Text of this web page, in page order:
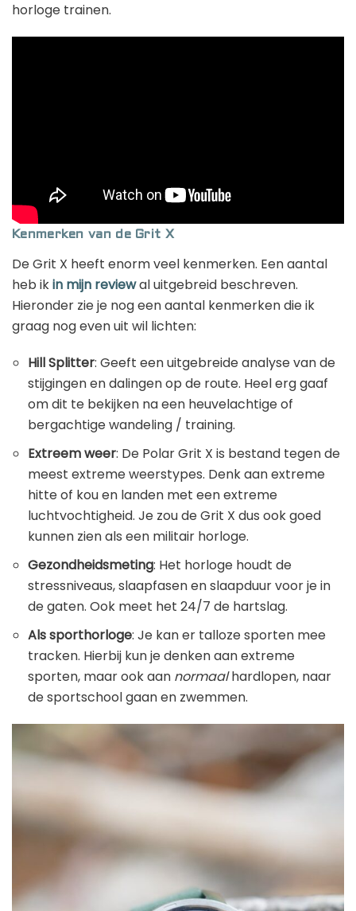
horloge trainen.
Kenmerken van de Grit X
De Grit X heeft enorm veel kenmerken. Een aantal
heb ikin mijn reviewal uitgebreid beschreven.
Hieronder zie je nog een aantal kenmerken die ik
graag nog even uit wil lichten:
Hill Splitter: Geeft een uitgebreide analyse van de
stijgingen en dalingen op de route. Heel erg gaaf
om dit te bekijken na een heuvelachtige of
bergachtige wandeling / training.
Extreem weer: De Polar Grit X is bestand tegen de
meest extreme weerstypes. Denk aan extreme
hitte of kou en landen met een extreme
luchtvochtigheid. Je zou de Grit X dus ook goed
kunnen zien als een militair horloge.
Gezondheidsmeting: Het horloge houdt de
stressniveaus, slaapfasen en slaapduur voor je in
de gaten. Ook meet het 24/7 de hartslag.
Als sporthorloge: Je kan er talloze sporten mee
tracken. Hierbij kun je denken aan extreme
sporten, maar ook aan normaalhardlopen, naar
de sportschool gaan en zwemmen.